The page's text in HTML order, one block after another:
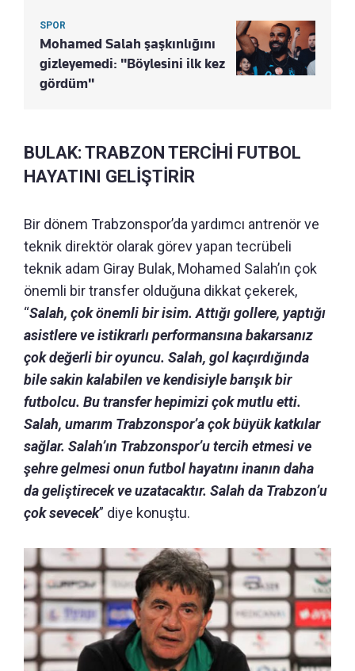
SPOR
Mohamed Salah şaşkınlığını
gizleyemedi: "Böylesini ilk kez
gördüm"
BULAK: TRABZON TERCİHİ FUTBOL
HAYATINI GELİŞTİRİR
Bir dönem Trabzonspor’da yardımcı antrenör ve
teknik direktör olarak görev yapan tecrübeli
teknik adam Giray Bulak, Mohamed Salah’ın çok
önemli bir transfer olduğuna dikkat çekerek,
“Salah, çok önemli bir isim. Attığı gollere, yaptığı
asistlere ve istikrarlı performansına bakarsanız
çok değerli bir oyuncu. Salah, gol kaçırdığında
bile sakin kalabilen ve kendisiyle barışık bir
futbolcu. Bu transfer hepimizi çok mutlu etti.
Salah, umarım Trabzonspor’a çok büyük katkılar
sağlar. Salah’ın Trabzonspor’u tercih etmesi ve
şehre gelmesi onun futbol hayatını inanın daha
da geliştirecek ve uzatacaktır. Salah da Trabzon’u
çok sevecek” diye konuştu.